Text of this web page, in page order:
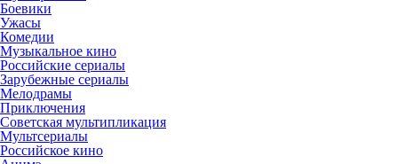
Боевики
Ужасы
Комедии
Музыкальное кино
Российские сериалы
Зарубежные сериалы
Мелодрамы
Приключения
Советская мультипликация
Мультсериалы
Российское кино